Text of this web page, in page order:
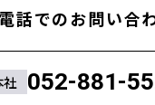
話でのお問い合
社 052-881-